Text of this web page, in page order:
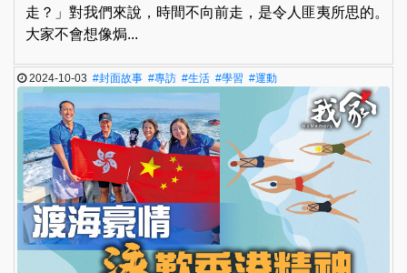
走？」對我們來說，時間不向前走，是令人匪夷所思的。
大家不會想像焗...
2024-10-03#封面故事 #專訪 #生活 #學習 #運動